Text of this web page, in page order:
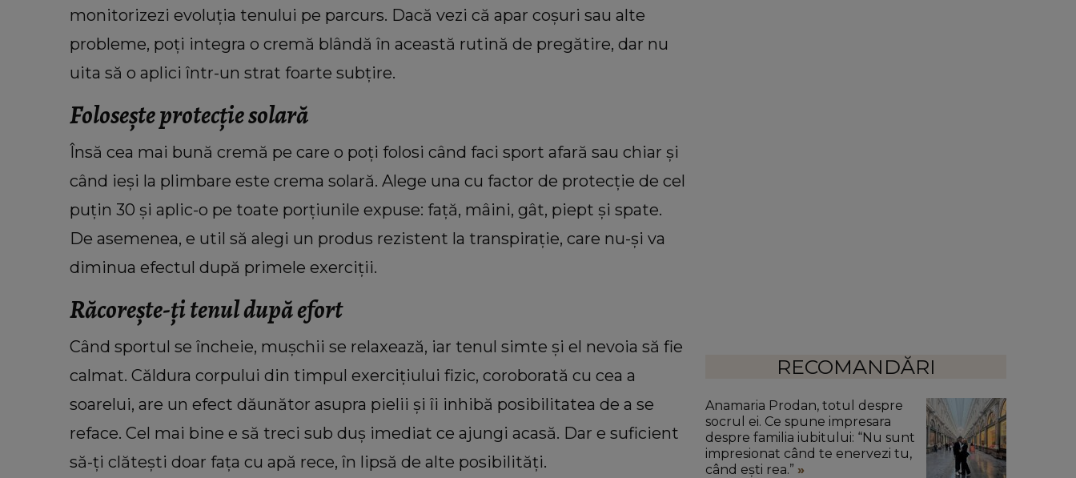
monitorizezi evoluția tenului pe parcurs. Dacă vezi că apar coșuri sau alte
probleme, poți integra o cremă blândă în această rutină de pregătire, dar nu
uita să o aplici într-un strat foarte subțire.
Folosește protecție solară
Însă cea mai bună cremă pe care o poți folosi când faci sport afară sau chiar și
când ieși la plimbare este crema solară. Alege una cu factor de protecție de cel
puțin 30 și aplic-o pe toate porțiunile expuse: față, mâini, gât, piept și spate.
De asemenea, e util să alegi un produs rezistent la transpirație, care nu-și va
diminua efectul după primele exerciții.
Răcorește-ți tenul după efort
Când sportul se încheie, mușchii se relaxează, iar tenul simte și el nevoia să fie
calmat. Căldura corpului din timpul exercițiului fizic, coroborată cu cea a
soarelui, are un efect dăunător asupra pielii și îi inhibă posibilitatea de a se
reface. Cel mai bine e să treci sub duș imediat ce ajungi acasă. Dar e suficient
să-ți clătești doar fața cu apă rece, în lipsă de alte posibilități.
RECOMANDĂRI
Anamaria Prodan, totul despre
socrul ei. Ce spune impresara
despre familia iubitului: “Nu sunt
impresionat când te enervezi tu,
când ești rea.”